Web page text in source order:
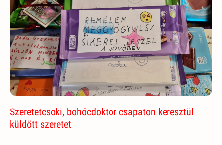
Szeretetcsoki, bohócdoktor csapaton keresztül
küldött szeretet